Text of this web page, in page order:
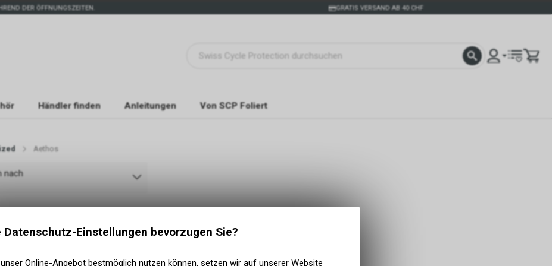
DER ÖFFNUNGSZEITEN. GRATIS VERSAND AB 40 CHF
Händler finden Anleitungen Von SCP Foliert
Aethos
nach
Datenschutz-Einstellungen bevorzugen Sie?
Online-Angebot bestmöglich nutzen können, setzen wir auf unserer Website